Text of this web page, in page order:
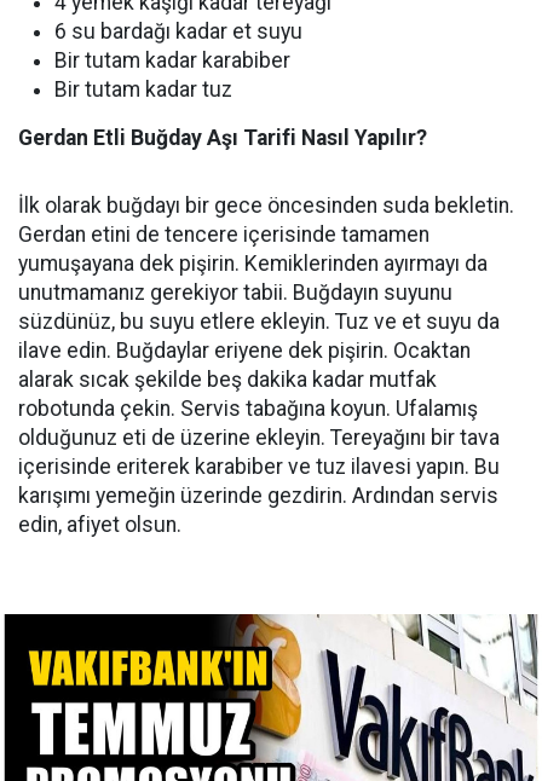
6 su bardağı kadar et suyu
Bir tutam kadar karabiber
Bir tutam kadar tuz
Gerdan Etli Buğday Aşı Tarifi Nasıl Yapılır?
İlk olarak buğdayı bir gece öncesinden suda bekletin.
Gerdan etini de tencere içerisinde tamamen
yumuşayana dek pişirin. Kemiklerinden ayırmayı da
unutmamanız gerekiyor tabii. Buğdayın suyunu
süzdünüz, bu suyu etlere ekleyin. Tuz ve et suyu da
ilave edin. Buğdaylar eriyene dek pişirin. Ocaktan
alarak sıcak şekilde beş dakika kadar mutfak
robotunda çekin. Servis tabağına koyun. Ufalamış
olduğunuz eti de üzerine ekleyin. Tereyağını bir tava
içerisinde eriterek karabiber ve tuz ilavesi yapın. Bu
karışımı yemeğin üzerinde gezdirin. Ardından servis
edin, afiyet olsun.